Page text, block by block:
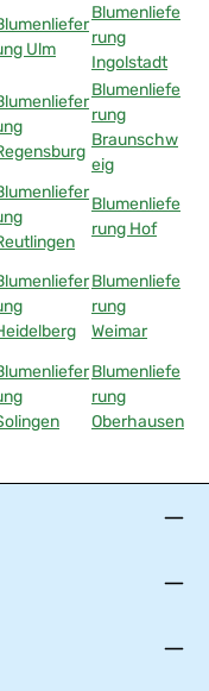
Ulm
Blumenliefe
rung
Ingolstadt
Blumenliefe
rung
Braunschw
eig
Blumenliefe
rung Hof
Blumenliefe
rung
Weimar
Blumenliefe
rung
Oberhausen